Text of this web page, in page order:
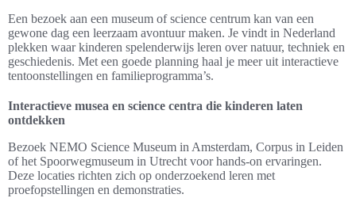
Een bezoek aan een museum of science centrum kan van een
gewone dag een leerzaam avontuur maken. Je vindt in Nederland
plekken waar kinderen spelenderwijs leren over natuur, techniek en
geschiedenis. Met een goede planning haal je meer uit interactieve
tentoonstellingen en familieprogramma’s.
Interactieve musea en science centra die kinderen laten
ontdekken
Bezoek NEMO Science Museum in Amsterdam, Corpus in Leiden
of het Spoorwegmuseum in Utrecht voor hands-on ervaringen.
Deze locaties richten zich op onderzoekend leren met
proefopstellingen en demonstraties.